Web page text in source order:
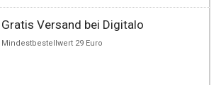
Gratis Versand bei Digitalo
Mindestbestellwert 29 Euro